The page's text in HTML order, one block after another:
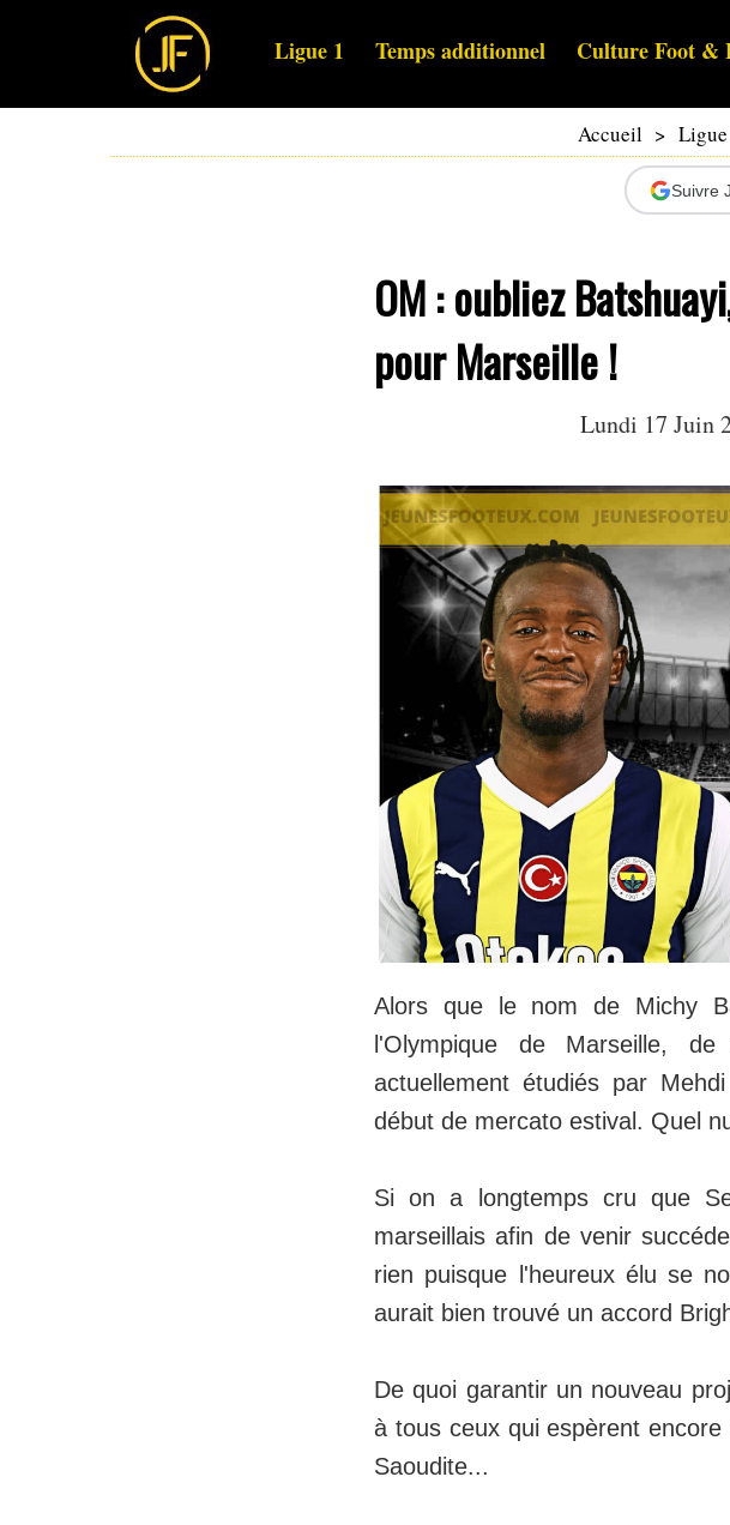
Ligue 1 Temps additionnel Culture Foot &
Accueil > Ligue
Suivre
OM : oubliez
pour Marseille !
Lundi 17 Juin
Alors que le nom de Michy
l'Olympique de Marseille,
actuellement étudiés par
début de mercato estival. Quel
Si on a longtemps cru que
marseillais afin de venir
rien puisque l'heureux élu se
aurait bien trouvé un accord
De quoi garantir un nouveau
à tous ceux qui espèrent
Saoudite...